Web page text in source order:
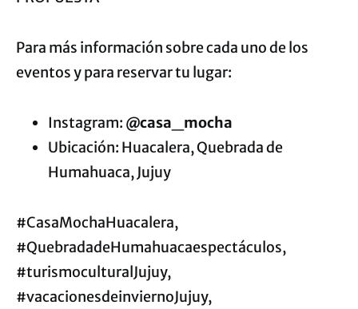
Para más información sobre cada uno de los
eventos y para reservar tu lugar:
Instagram: @casa_mocha
Ubicación: Huacalera, Quebrada de
Humahuaca, Jujuy
#CasaMochaHuacalera,
#QuebradadeHumahuacaespectáculos,
#turismoculturalJujuy,
#vacacionesdeinviernoJujuy,